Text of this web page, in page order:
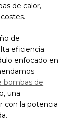
de calor,
de
eficiencia.
enfocado en
bombas de
una
con la potencia